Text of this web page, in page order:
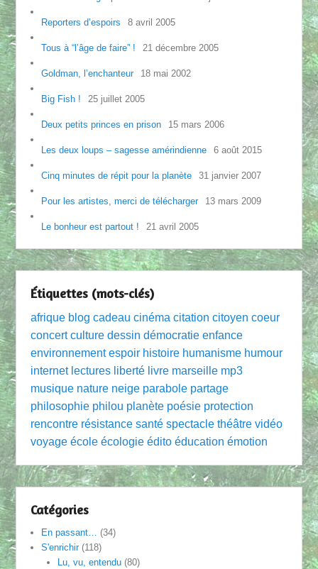
Reporters d’espoirs 8 avril 2005
Tous à “l’âge de faire” ! 21 décembre 2005
Goldman, l’enchanteur 18 mai 2002
Big Fish ! 25 juillet 2005
Deux petits princes en prison 15 mars 2006
Les deux loups – sagesse amérindienne 6 août 2015
Cinq minutes de répit pour la planète 31 janvier 2007
Pour les artistes, merci de télécharger 13 mars 2009
Le bonheur est partout ! 21 avril 2005
Étiquettes (mots-clés)
afrique blog cadeau cinéma citation citoyen coeur
concert culture dessin démocratie enfance
environnement espoir histoire humanisme humour
internet lectures liberté livre marseille mp3
musique nature neige parabole partage
philosophie philou planète poésie protection
rencontre résistance santé spectacle théâtre vidéo
voyage école écologie édito éducation émotion
Catégories
En passant… (34)
S'enrichir(118)
Lu, vu, entendu(80)